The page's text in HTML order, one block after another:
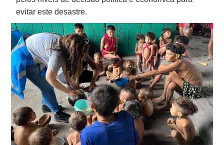
evitar este desastre.